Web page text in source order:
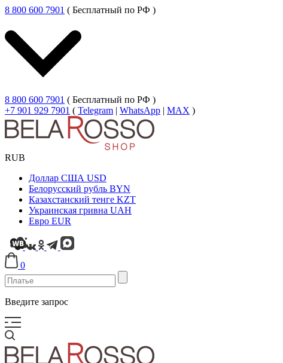
8 800 600 7901 ( Бесплатный по РФ )
8 800 600 7901 ( Бесплатный по РФ )
+7 901 929 7901 ( Telegram | WhatsApp | MAX )
RUB
Доллар США USD
Белорусский рубль BYN
Казахстанский тенге KZT
Украинская гривна UAH
Евро EUR
0
Введите запрос